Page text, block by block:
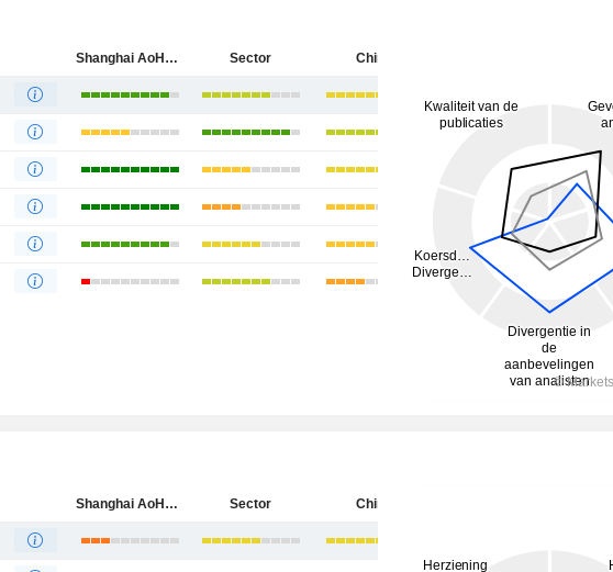
Shanghai AoHua Photoelectricity Endoscope Co., Ltd. Sector China
Shanghai AoHua Photoelectricity Endoscope Co., Ltd. Sector China